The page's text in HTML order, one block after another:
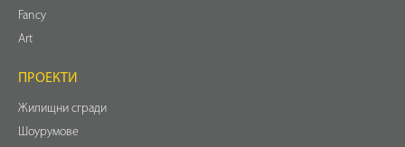
Fancy
Art
ПРОЕКТИ
Жилищни сгради
Шоурумове